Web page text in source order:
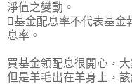
淨值之變動。
基金配息率不代表基金
息率。
買基金領配息很開心，
但是羊毛出在羊身上，